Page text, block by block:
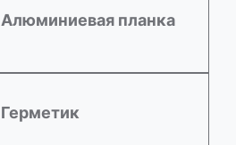
Алюминиевая планка
Герметик